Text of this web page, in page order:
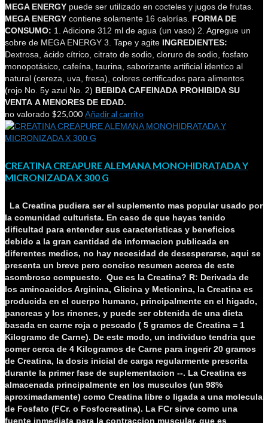
MEGA ENERGY puede ser utilizado en cocteles y jugos de frutas.
MEGA ENERGY contiene solamente 16 calorías. FORMA DE
CONSUMO: 1. Adicione 312 ml de agua (un vaso) 2. Agregue un
sobre de MEGA ENERGY 3. Tape y agite INGREDIENTES:
Dextrosa, ácido cítrico, citrato de sodio, cloruro de sodio, fosfato
monopotásico, cafeína, taurina, saborizante artificial identico al
natural (cereza, uva, fresa), colores certificados para alimentos
(rojo No. 5y azul No. 2) BEBIDA CAFEINADA PROHIBIDA SU
VENTA A MENORES DE EDAD.
no valorado $25,000 Añadir al carrito
CREATINA CREAPURE ALEMANA MONOHIDRATADA Y
MICRONIZADA X 300 G
La Creatina pudiera ser el suplemento mas popular usado por
la comunidad culturista. En caso de que hayas tenido
dificultad para entender sus caracteristicas y beneficios
debido a la gran cantidad de informacion publicada en
diferentes medios, no hay necesidad de desesperarse, aqui se
presenta un breve pero conciso resumen acerca de este
asombroso compuesto. Que es la Creatina? R: Derivada de
los aminoacidos Arginina, Glicina y Metionina, la Creatina es
producida en el cuerpo humano, principalmente en el higado,
pancreas y los rinones, y puede ser obtenida de una dieta
basada en carne roja o pescado ( 5 gramos de Creatina = 1
Kilogramo de Carne). De este modo, un individuo tendria que
comer cerca de 4 Kilogramos de Carne para ingerir 20 gramos
de Creatina, la dosis inicial de carga regularmente prescrita
durante la primer fase de suplementacion --. La Creatina es
almacenada principalmente en los musculos (un 98%
aproximadamente) como Creatina libre o ligada a una molecula
de Fosfato (FCr. o Fosfocreatina). La FCr sirve como una
fuente inmediata para la contraccion muscular, que es